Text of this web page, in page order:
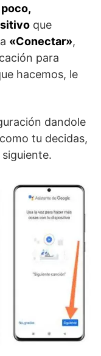
que
«Conectar»,
para
hacemos, le
dandole
tu decidas,